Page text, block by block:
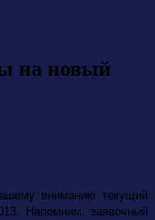
на новый
вниманию текущий
Напомним, заявочный